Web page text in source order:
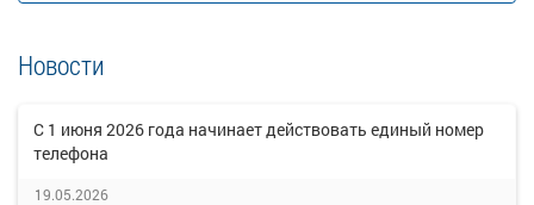
Новости
C 1 июня 2026 года начинает действовать единый номер
телефона
19.05.2026